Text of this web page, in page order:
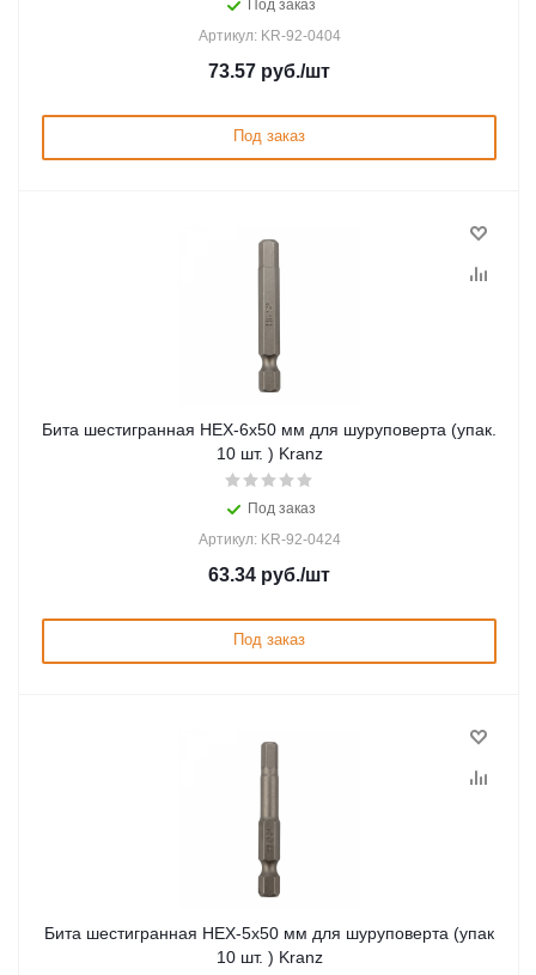
Под заказ
Артикул: KR-92-0404
73.57 руб./шт
Под заказ
Бита шестигранная HEX-6х50 мм для шуруповерта (упак.
10 шт. ) Kranz
Под заказ
Артикул: KR-92-0424
63.34 руб./шт
Под заказ
Бита шестигранная HEX-5х50 мм для шуруповерта (упак
10 шт. ) Kranz